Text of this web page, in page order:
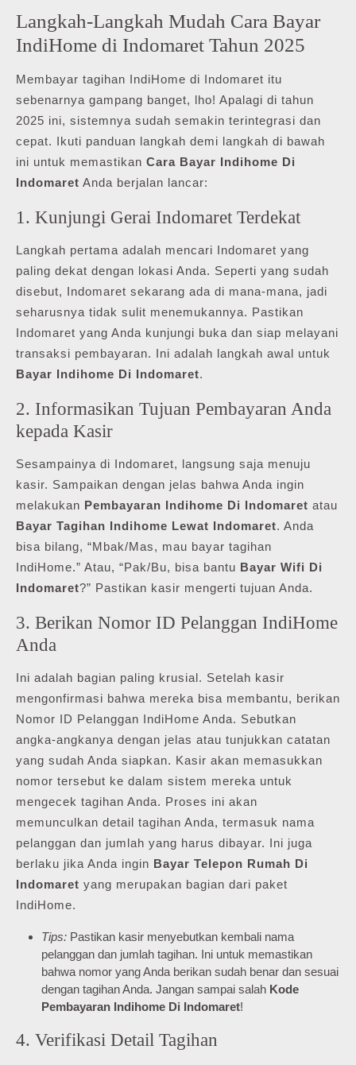
Langkah-Langkah Mudah Cara Bayar
IndiHome di Indomaret Tahun 2025
Membayar tagihan IndiHome di Indomaret itu
sebenarnya gampang banget, lho! Apalagi di tahun
2025 ini, sistemnya sudah semakin terintegrasi dan
cepat. Ikuti panduan langkah demi langkah di bawah
ini untuk memastikan Cara Bayar Indihome Di
Indomaret Anda berjalan lancar:
1. Kunjungi Gerai Indomaret Terdekat
Langkah pertama adalah mencari Indomaret yang
paling dekat dengan lokasi Anda. Seperti yang sudah
disebut, Indomaret sekarang ada di mana-mana, jadi
seharusnya tidak sulit menemukannya. Pastikan
Indomaret yang Anda kunjungi buka dan siap melayani
transaksi pembayaran. Ini adalah langkah awal untuk
Bayar Indihome Di Indomaret.
2. Informasikan Tujuan Pembayaran Anda
kepada Kasir
Sesampainya di Indomaret, langsung saja menuju
kasir. Sampaikan dengan jelas bahwa Anda ingin
melakukan Pembayaran Indihome Di Indomaret atau
Bayar Tagihan Indihome Lewat Indomaret. Anda
bisa bilang, “Mbak/Mas, mau bayar tagihan
IndiHome.” Atau, “Pak/Bu, bisa bantu Bayar Wifi Di
Indomaret?” Pastikan kasir mengerti tujuan Anda.
3. Berikan Nomor ID Pelanggan IndiHome
Anda
Ini adalah bagian paling krusial. Setelah kasir
mengonfirmasi bahwa mereka bisa membantu, berikan
Nomor ID Pelanggan IndiHome Anda. Sebutkan
angka-angkanya dengan jelas atau tunjukkan catatan
yang sudah Anda siapkan. Kasir akan memasukkan
nomor tersebut ke dalam sistem mereka untuk
mengecek tagihan Anda. Proses ini akan
memunculkan detail tagihan Anda, termasuk nama
pelanggan dan jumlah yang harus dibayar. Ini juga
berlaku jika Anda ingin Bayar Telepon Rumah Di
Indomaret yang merupakan bagian dari paket
IndiHome.
Tips: Pastikan kasir menyebutkan kembali nama
pelanggan dan jumlah tagihan. Ini untuk memastikan
bahwa nomor yang Anda berikan sudah benar dan sesuai
dengan tagihan Anda. Jangan sampai salah Kode
Pembayaran Indihome Di Indomaret!
4. Verifikasi Detail Tagihan